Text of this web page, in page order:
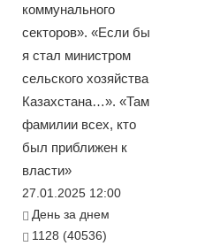
коммунального
секторов». «Если бы
я стал министром
сельского хозяйства
Казахстана…». «Там
фамилии всех, кто
был приближен к
власти»
27.01.2025 12:00
День за днем
1128 (40536)